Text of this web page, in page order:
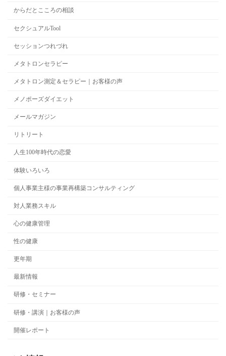
からだとこころの相談
セクシュアルTool
セッションつれづれ
メタトロンセラピー
メタトロン測定＆セラピー｜お客様の声
メノポーズダイエット
メールマガジン
リトリート
人生100年時代の恋愛
体験いろいろ
個人事業主様の事業再構築コンサルティング
対人業務スキル
心の健康管理
性の健康
更年期
最新情報
研修・セミナー
研修・講演｜お客様の声
開催レポート